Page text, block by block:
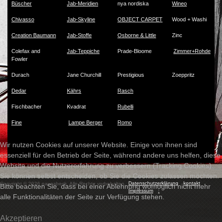
Büscher Jab-Meridien nya nordiska Wineo
Chivasso Jab-Skyline OBJECT CARPET Wood + Washi
Creation Baumann Jab-Stoffe Osborne & Little Zinc
Colefax and
Fowler
Jab-Teppiche Prade-Bloome Zimmer+Rohde
Durach Jane Churchill Prestigious Zoeppritz
Dedar Kährs Rasch
Fischbacher Kvadrat Rubelli
Fine Lampe Berger Romo
Copyright © 2026 pausabeck. Alle Rechte vorbehalten. Datenschutzerklärung
kontakt
Impressum
:
Wir nutzen Cookies auf unserer Website. Einige von ihnen sind
essenziell für den Betrieb der Seite, während andere uns helfen, diese
Website und die Nutzererfahrung zu verbessern (Tracking Cookies).
Sie können selbst entscheiden, ob Sie die Cookies zulassen möchten.
Bitte beachten Sie, dass bei einer Ablehnung womöglich nicht mehr
alle Funktionalitäten der Seite zur Verfügung stehen.
Akzeptieren